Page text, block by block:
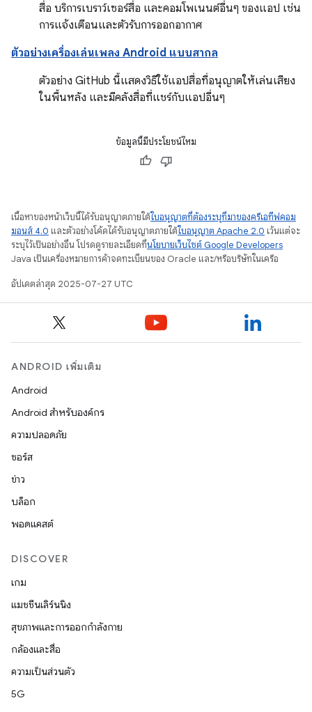
สื่อ บริการเบราว์เซอร์สื่อ และคอมโพเนนต์อื่นๆ ของแอป เช่น
การแจ้งเตือนและตัวรับการออกอากาศ
ตัวอย่างเครื่องเล่นเพลง Android แบบสากล
ตัวอย่าง GitHub นี้แสดงวิธีใช้แอปสื่อที่อนุญาตให้เล่นเสียง
ในพื้นหลัง และมีคลังสื่อที่แชร์กับแอปอื่นๆ
ข้อมูลนี้มีประโยชน์ไหม
เนื้อหาของหน้าเว็บนี้ได้รับอนุญาตภายใต้ใบอนุญาตที่ต้องระบุที่มาของครีเอทีฟคอม
มอนส์ 4.0 และตัวอย่างโค้ดได้รับอนุญาตภายใต้ใบอนุญาต Apache 2.0 เว้นแต่จะ
ระบุไว้เป็นอย่างอื่น โปรดดูรายละเอียดที่นโยบายเว็บไซต์ Google Developers
Java เป็นเครื่องหมายการค้าจดทะเบียนของ Oracle และ/หรือบริษัทในเครือ
อัปเดตล่าสุด 2025-07-27 UTC
ANDROID เพิ่มเติม
Android
Android สำหรับองค์กร
ความปลอดภัย
ซอร์ส
ข่าว
บล็อก
พอดแคสต์
DISCOVER
เกม
แมชชีนเลิร์นนิง
สุขภาพและการออกกำลังกาย
กล้องและสื่อ
ความเป็นส่วนตัว
5G